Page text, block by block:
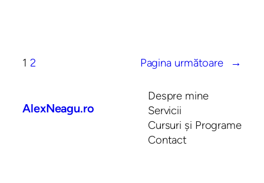
1 2 Pagina următoare →
AlexNeagu.ro
Despre mine
Servicii
Cursuri și Programe
Contact